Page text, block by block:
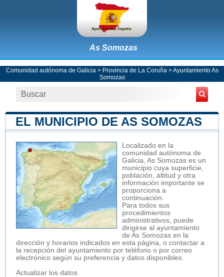
As Somozas
Comunidad autónoma de Galicia > Provincia de La Coruña >Ayuntamiento As
Somozas
EL MUNICIPIO DE AS SOMOZAS
Localizado en la
comunidad autónoma de
Galicia, As Somozas es un
municipio cuya superficie,
población, altitud y otra
información importante se
proporciona a
continuación.
Para todos sus
procedimientos
administrativos, puede
dirigirse al ayuntamiento
de As Somozas en la
dirección y horarios indicados en esta página, o contactar a
la recepción del ayuntamiento por teléfono o por correo
electrónico según su preferencia y datos disponibles.
Actualizar los datos